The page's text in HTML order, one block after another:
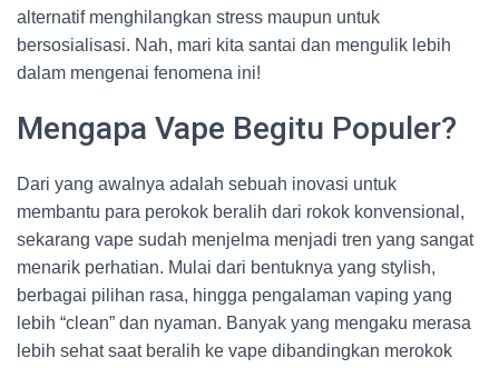
alternatif menghilangkan stress maupun untuk
bersosialisasi. Nah, mari kita santai dan mengulik lebih
dalam mengenai fenomena ini!
Mengapa Vape Begitu Populer?
Dari yang awalnya adalah sebuah inovasi untuk
membantu para perokok beralih dari rokok konvensional,
sekarang vape sudah menjelma menjadi tren yang sangat
menarik perhatian. Mulai dari bentuknya yang stylish,
berbagai pilihan rasa, hingga pengalaman vaping yang
lebih “clean” dan nyaman. Banyak yang mengaku merasa
lebih sehat saat beralih ke vape dibandingkan merokok